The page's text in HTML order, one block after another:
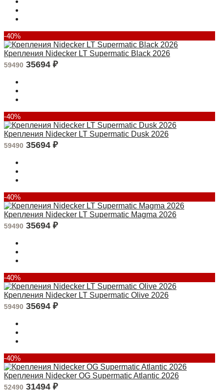
-40%
Крепления Nidecker LT Supermatic Black 2026
59490 35694 ₽
-40%
Крепления Nidecker LT Supermatic Dusk 2026
59490 35694 ₽
-40%
Крепления Nidecker LT Supermatic Magma 2026
59490 35694 ₽
-40%
Крепления Nidecker LT Supermatic Olive 2026
59490 35694 ₽
-40%
Крепления Nidecker OG Supermatic Atlantic 2026
52490 31494 ₽